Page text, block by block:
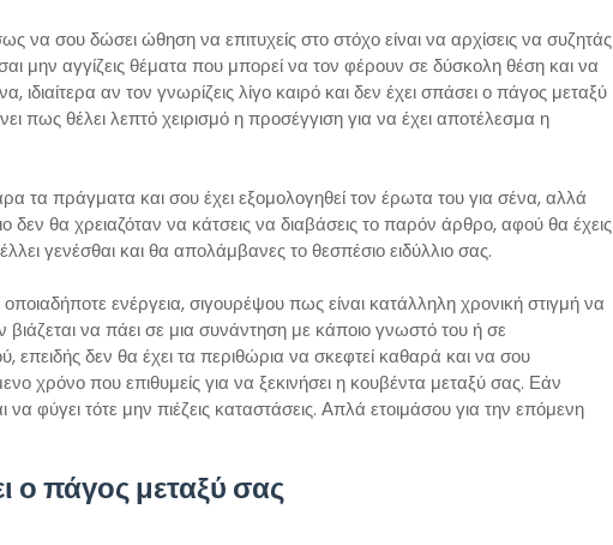
να σου δώσει ώθηση να επιτυχείς στο στόχο είναι να αρχίσεις να συζητάς
μην αγγίζεις θέματα που μπορεί να τον φέρουν σε δύσκολη θέση και να
ιδιαίτερα αν τον γνωρίζεις λίγο καιρό και δεν έχει σπάσει ο πάγος μεταξύ
πως θέλει λεπτό χειρισμό η προσέγγιση για να έχει αποτέλεσμα η
τα πράγματα και σου έχει εξομολογηθεί τον έρωτα του για σένα, αλλά
δεν θα χρειαζόταν να κάτσεις να διαβάσεις το παρόν άρθρο, αφού θα έχεις
γενέσθαι και θα απολάμβανες το θεσπέσιο ειδύλλιο σας.
ενέργεια, σιγουρέψου πως είναι κατάλληλη χρονική στιγμή να
βιάζεται να πάει σε μια συνάντηση με κάποιο γνωστό του ή σε
επειδής δεν θα έχει τα περιθώρια να σκεφτεί καθαρά και να σου
χρόνο που επιθυμείς για να ξεκινήσει η κουβέντα μεταξύ σας. Εάν
να φύγει τότε μην πιέζεις καταστάσεις. Απλά ετοιμάσου για την επόμενη
ο πάγος μεταξύ σας